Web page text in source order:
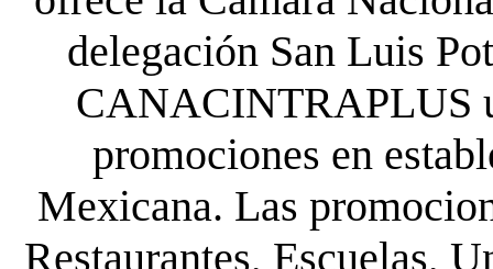
delegación San Luis
CANACINTRAPLUS
promociones en
Mexicana. Las
Restaurantes, Escuelas,